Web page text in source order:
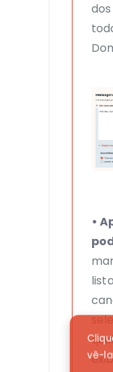
dos
•
vê-